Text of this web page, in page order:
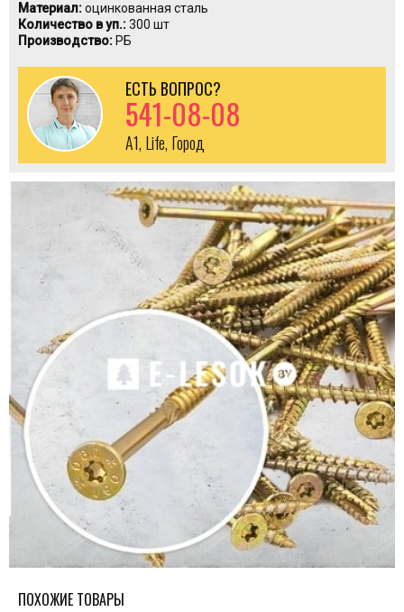
ПОХОЖИЕ ТОВАРЫ
Материал:оцинкованная сталь
Количество в уп.:300 шт
Производство: РБ
ЕСТЬ ВОПРОС?
541-08-08
A1, Life, Город